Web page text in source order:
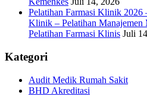
Pelatihan Farmasi Klinik 2026
Klinik – Pelatihan
Pelatihan Farmasi Klinis Juli
Kategori
Audit Medik Rumah Sakit
BHD Akreditasi